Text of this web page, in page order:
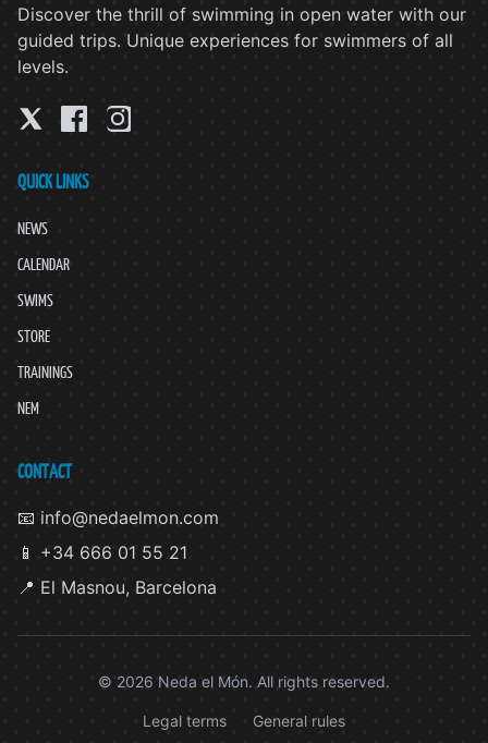
Discover the thrill of swimming in open water with our
guided trips. Unique experiences for swimmers of all
levels.
QUICK LINKS
NEWS
CALENDAR
SWIMS
STORE
TRAININGS
NEM
CONTACT
📧 info@nedaelmon.com
📱 +34 666 01 55 21
📍 El Masnou, Barcelona
© 2026 Neda el Món. All rights reserved.
Legal terms General rules